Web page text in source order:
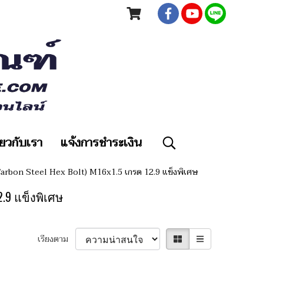
วกับเรา แจ้งการชำระเงิน
Steel Hex Bolt) M16x1.5 เกรด 12.9 แข็งพิเศษ
แข็งพิเศษ
เรียงตาม